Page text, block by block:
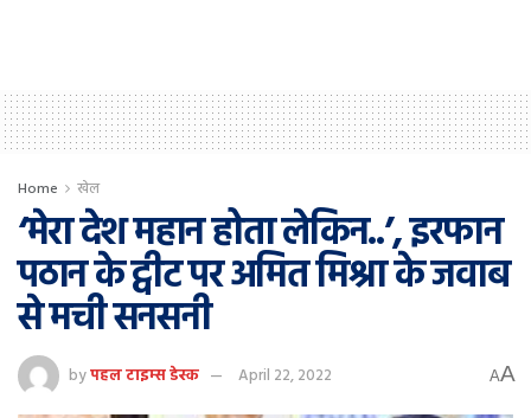
Home खेल
‘मेरा देश महान होता लेकिन..’, इरफान
पठान के ट्वीट पर अमित मिश्रा के जवाब
से मची सनसनी
byपहल टाइम्स डेस्क April 22, 2022 AA